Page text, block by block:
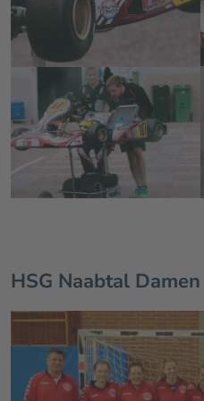
HSG Naabtal Damen